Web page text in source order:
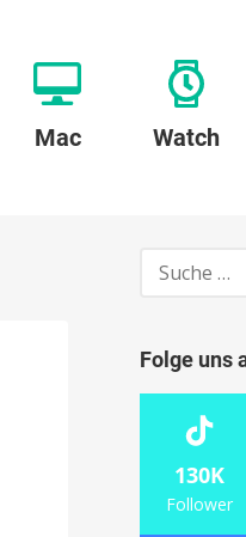
Mac Watch
Suche
Folge uns
130K
Follower